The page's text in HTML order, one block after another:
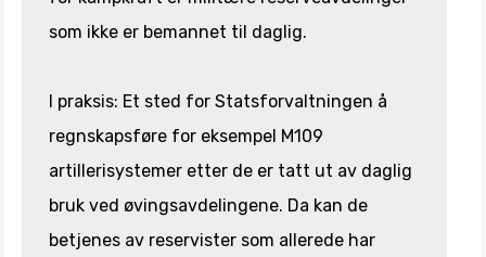
som ikke er bemannet til daglig.
I praksis: Et sted for Statsforvaltningen å
regnskapsføre for eksempel M109
artillerisystemer etter de er tatt ut av daglig
bruk ved øvingsavdelingene. Da kan de
betjenes av reservister som allerede har